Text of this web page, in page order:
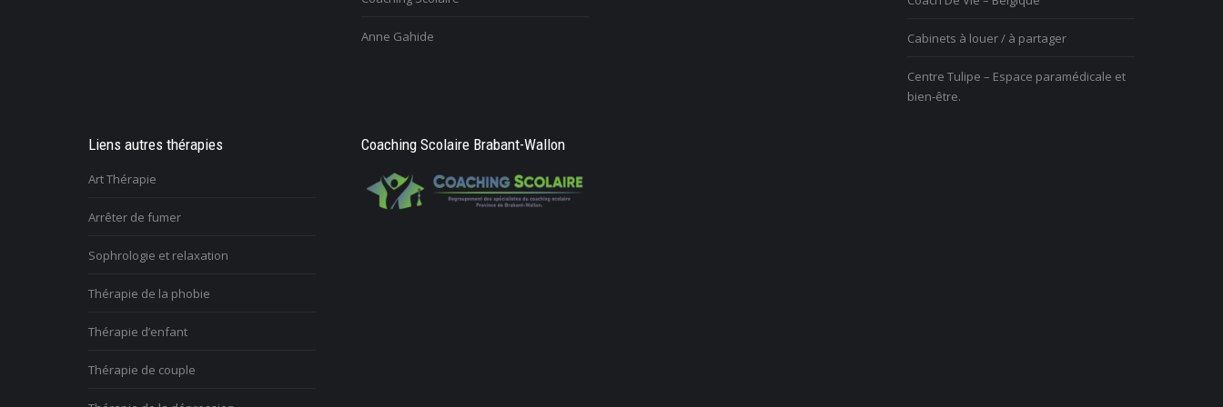
Anne Gahide Cabinets à louer / à partager
Centre Tulipe – Espace paramédicale et
bien-être.
Liens autres thérapies
Art Thérapie
Arrêter de fumer
Sophrologie et relaxation
Thérapie de la phobie
Thérapie d’enfant
Thérapie de couple
Coaching Scolaire Brabant-Wallon